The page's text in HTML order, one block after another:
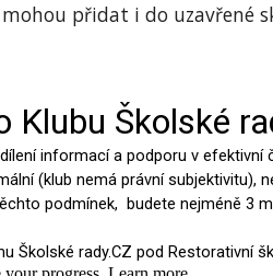
přidat i do uzavřené